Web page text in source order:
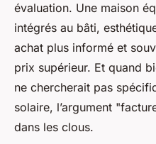
évaluation. Une maison
intégrés au bâti,
achat plus informé et
prix supérieur. Et quand
ne chercherait pas
solaire, l’argument
dans les clous.